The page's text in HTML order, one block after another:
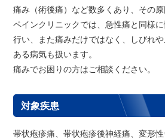
痛み（術後痛）など数多くあり、その原
ペインクリニックでは、急性痛と同様
行い、また痛みだけではなく、しびれ
ある病気も扱います。
痛みでお困りの方はご相談ください。
対象疾患
帯状疱疹痛、帯状疱疹後神経痛、変形